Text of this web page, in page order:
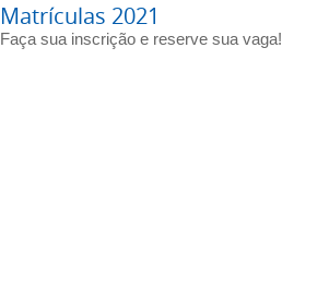
Matrículas 2021
Faça sua inscrição e reserve sua vaga!